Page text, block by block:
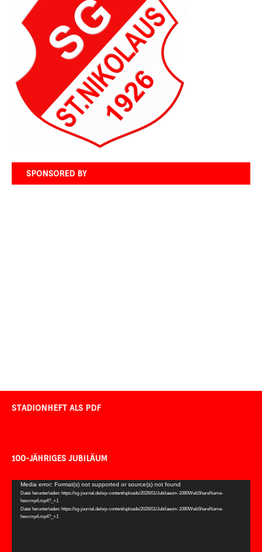
SPONSORED BY
STADIONHEFT ALS PDF
100-JÄHRIGES JUBILÄUM
Video-
Player
Media error: Format(s) not supported or source(s) not found
Datei herunterladen: https://sg-journal.de/wp-content/uploads/2026/01/Jubilaeum-1080WebShareName-
hevcmp4.mp4?_=1
Datei herunterladen: https://sg-journal.de/wp-content/uploads/2026/01/Jubilaeum-1080WebShareName-
hevcmp4.mp4?_=1